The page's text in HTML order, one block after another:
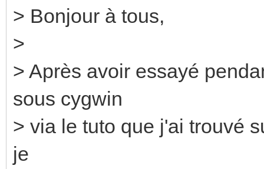
> Bonjour à tous,
>
> Après avoir essayé
sous cygwin
> via le tuto que j'ai trouvé
je